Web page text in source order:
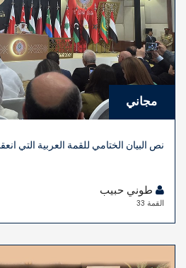
مجاني
نص البيان الختامي للقمة العربية التي
القمة 33